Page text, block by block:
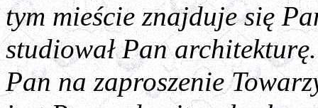
tym mieście znajduje się
studiował Pan
Pan na zaproszenie